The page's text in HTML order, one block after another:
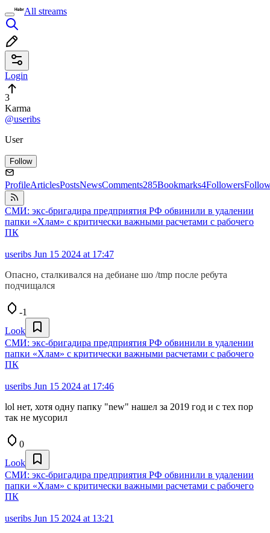
All streams
Login
3
Karma
@useribs
User
Follow
ProfileArticlesPostsNewsComments285Bookmarks4Followers
СМИ: экс-бригадира предприятия РФ обвинили в удалении
папки «Хлам» с критически важными расчетами с рабочего
ПК
useribs Jun 15 2024 at 17:47
Опасно, сталкивался на дебиане шо /tmp после ребута
подчищался
-1
Look
СМИ: экс-бригадира предприятия РФ обвинили в удалении
папки «Хлам» с критически важными расчетами с рабочего
ПК
useribs Jun 15 2024 at 17:46
lol нет, хотя одну папку "new" нашел за 2019 год и с тех пор
так не мусорил
0
Look
СМИ: экс-бригадира предприятия РФ обвинили в удалении
папки «Хлам» с критически важными расчетами с рабочего
ПК
useribs Jun 15 2024 at 13:21